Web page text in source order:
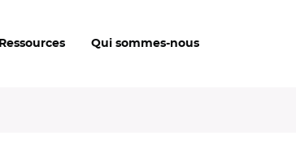
Ressources Qui sommes-nous